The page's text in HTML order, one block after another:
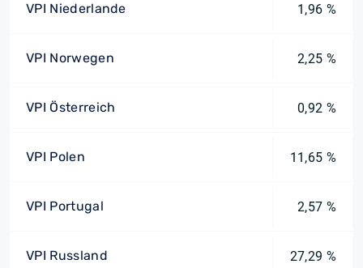
VPI Niederlande 1,96 %
VPI Norwegen 2,25 %
VPI Österreich 0,92 %
VPI Polen 11,65 %
VPI Portugal 2,57 %
VPI Russland 27,29 %